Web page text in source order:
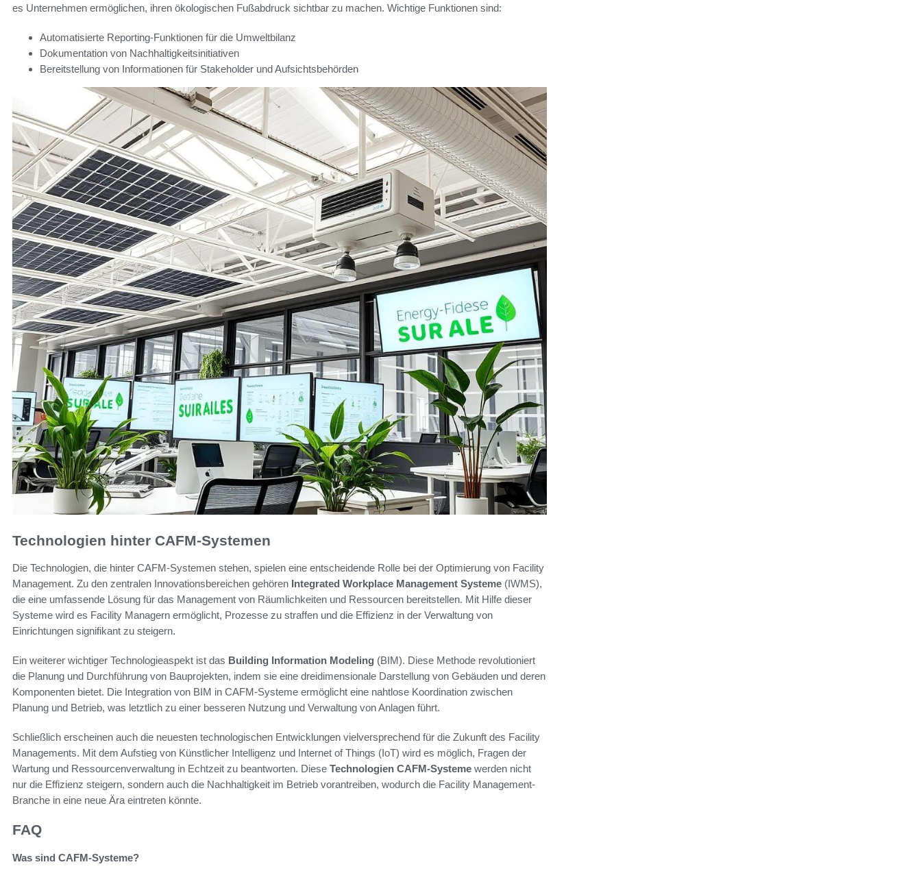
es Unternehmen ermöglichen, ihren ökologischen Fußabdruck sichtbar zu machen. Wichtige Funktionen sind:
Automatisierte Reporting-Funktionen für die Umweltbilanz
Dokumentation von Nachhaltigkeitsinitiativen
Bereitstellung von Informationen für Stakeholder und Aufsichtsbehörden
Technologien hinter CAFM-Systemen
Die Technologien, die hinter CAFM-Systemen stehen, spielen eine entscheidende Rolle bei der Optimierung von Facility
Management. Zu den zentralen Innovationsbereichen gehören Integrated Workplace Management Systeme (IWMS),
die eine umfassende Lösung für das Management von Räumlichkeiten und Ressourcen bereitstellen. Mit Hilfe dieser
Systeme wird es Facility Managern ermöglicht, Prozesse zu straffen und die Effizienz in der Verwaltung von
Einrichtungen signifikant zu steigern.
Ein weiterer wichtiger Technologieaspekt ist das Building Information Modeling (BIM). Diese Methode revolutioniert
die Planung und Durchführung von Bauprojekten, indem sie eine dreidimensionale Darstellung von Gebäuden und deren
Komponenten bietet. Die Integration von BIM in CAFM-Systeme ermöglicht eine nahtlose Koordination zwischen
Planung und Betrieb, was letztlich zu einer besseren Nutzung und Verwaltung von Anlagen führt.
Schließlich erscheinen auch die neuesten technologischen Entwicklungen vielversprechend für die Zukunft des Facility
Managements. Mit dem Aufstieg von Künstlicher Intelligenz und Internet of Things (IoT) wird es möglich, Fragen der
Wartung und Ressourcenverwaltung in Echtzeit zu beantworten. Diese Technologien CAFM-Systeme werden nicht
nur die Effizienz steigern, sondern auch die Nachhaltigkeit im Betrieb vorantreiben, wodurch die Facility Management-
Branche in eine neue Ära eintreten könnte.
FAQ
Was sind CAFM-Systeme?